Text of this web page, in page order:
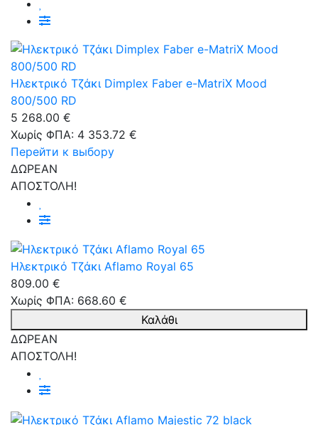
Ηλεκτρικό Τζάκι Dimplex Faber e-MatriX Mood
800/500 RD
5 268.00 €
Χωρίς ΦΠΑ: 4 353.72 €
Перейти к выбору
ΔΩΡΕΑΝ
ΑΠΟΣΤΟΛΗ!
Ηλεκτρικό Τζάκι Aflamo Royal 65
809.00 €
Χωρίς ΦΠΑ: 668.60 €
Καλάθι
ΔΩΡΕΑΝ
ΑΠΟΣΤΟΛΗ!